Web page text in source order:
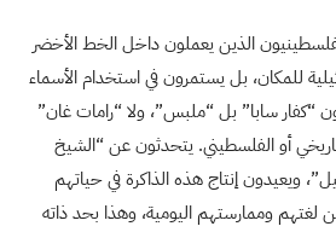
الذين يعملون داخل الخط الأخضر
للمكان، بل يستمرون في استخدام الأسماء
“كفار سابا” بل “ملبس”، ولا “رامات غان”
أو الفلسطيني. يتحدثون عن “الشيخ
ويعيدون إنتاج هذه الذاكرة في حياتهم
لغتهم وممارستهم اليومية، وهذا بحد ذاته